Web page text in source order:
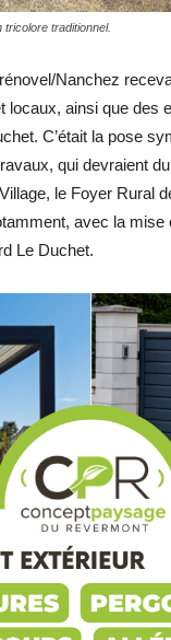
traditionnel.
Nanchez
locaux, ainsi que
C’était la pose
qui devraient
le Foyer Rural
avec la
Le Duchet.